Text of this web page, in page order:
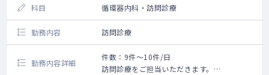
科目 循環器内科・訪問診療
勤務内容 訪問診療
勤務内容詳細
件数：9件～10件/日
訪問診療をご担当いただきます。